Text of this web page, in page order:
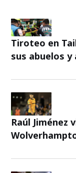
Tiroteo en
sus abuelos y
Raúl